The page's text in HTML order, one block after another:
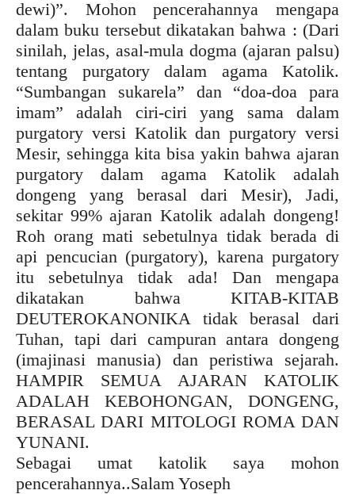
dewi)”. Mohon pencerahannya mengapa
dalam buku tersebut dikatakan bahwa : (Dari
sinilah, jelas, asal-mula dogma (ajaran palsu)
tentang purgatory dalam agama Katolik.
“Sumbangan sukarela” dan “doa-doa para
imam” adalah ciri-ciri yang sama dalam
purgatory versi Katolik dan purgatory versi
Mesir, sehingga kita bisa yakin bahwa ajaran
purgatory dalam agama Katolik adalah
dongeng yang berasal dari Mesir), Jadi,
sekitar 99% ajaran Katolik adalah dongeng!
Roh orang mati sebetulnya tidak berada di
api pencucian (purgatory), karena purgatory
itu sebetulnya tidak ada! Dan mengapa
dikatakan bahwa KITAB-KITAB
DEUTEROKANONIKA tidak berasal dari
Tuhan, tapi dari campuran antara dongeng
(imajinasi manusia) dan peristiwa sejarah.
HAMPIR SEMUA AJARAN KATOLIK
ADALAH KEBOHONGAN, DONGENG,
BERASAL DARI MITOLOGI ROMA DAN
YUNANI.
Sebagai umat katolik saya mohon
pencerahannya..Salam Yoseph